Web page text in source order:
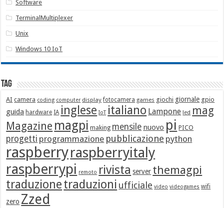
Software
TerminalMultiplexer
Unix
Windows 10 IoT
Tag
AI camera coding computer display fotocamera games giochi giornale gpio
guida hardware IA inglese IoT italiano Lampone led mag
Magazine magpi making mensile nuovo pi PICO
progetti programmazione pubblicazione python
raspberryraspberryitaly
raspberrypi remoto rivista server themagpi
traduzionetraduzioni ufficiale video videogames wifi
zero Zzed